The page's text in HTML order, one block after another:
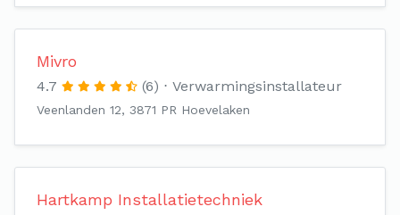
Mivro
4.7 (6) Verwarmingsinstallateur
Veenlanden 12, 3871 PR Hoevelaken
Hartkamp Installatietechniek